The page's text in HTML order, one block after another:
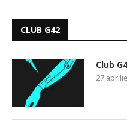
CLUB G42
Club
27